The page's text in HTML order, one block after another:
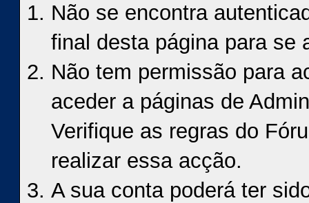
Não se encontra
final desta página para se
Não tem permissão para
aceder a páginas de
Verifique as regras do
realizar essa acção.
A sua conta poderá ter